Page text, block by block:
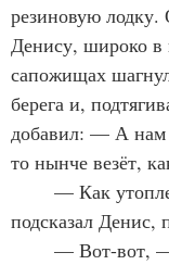
резиновую лодку.
Денису, широко в
сапожищах
берега и,
добавил: — А нам
то нынче везёт,
подсказал Денис,